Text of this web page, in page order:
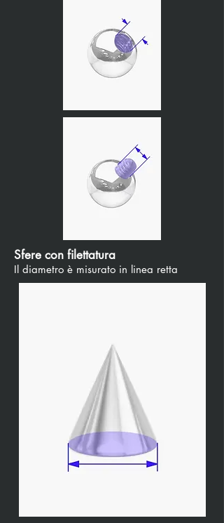
Sfere con filettatura
Il diametro è misurato in linea retta